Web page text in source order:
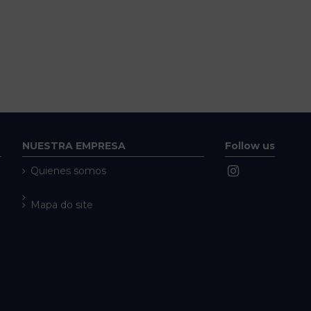
NUESTRA EMPRESA
Quienes somos
Mapa do site
Follow us